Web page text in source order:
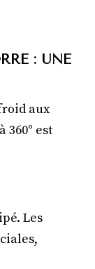
: UNE
aux
360° est
Les